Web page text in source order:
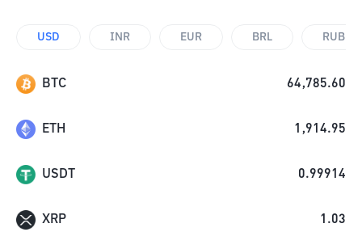
USD INR EUR BRL RUB
BTC 64,785.60
ETH 1,914.95
USDT 0.99914
XRP 1.03